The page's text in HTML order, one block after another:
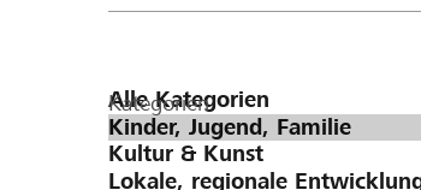
ergibt.
Kategorien